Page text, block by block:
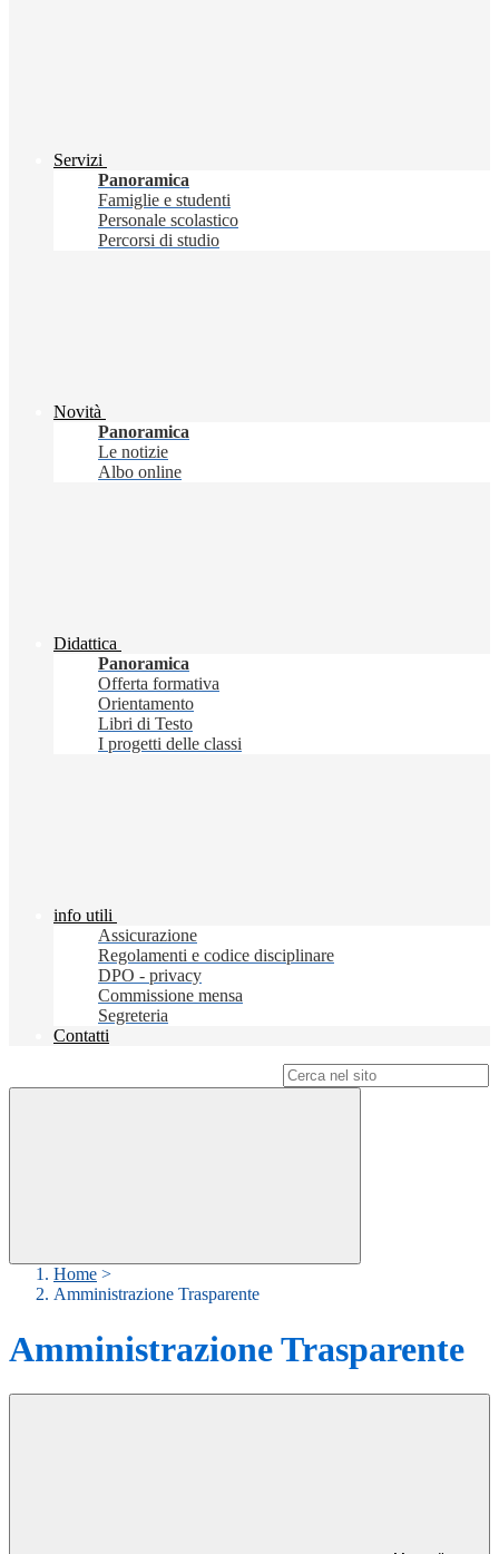
Servizi
Panoramica
Famiglie e studenti
Personale scolastico
Percorsi di studio
Novità
Panoramica
Le notizie
Albo online
Didattica
Panoramica
Offerta formativa
Orientamento
Libri di Testo
I progetti delle classi
info utili
Assicurazione
Regolamenti e codice disciplinare
DPO - privacy
Commissione mensa
Segreteria
Contatti
Home >
Amministrazione Trasparente
Amministrazione Trasparente